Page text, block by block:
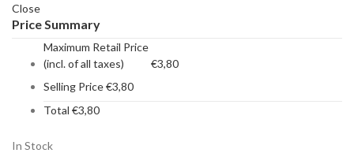
Close
Price Summary
Maximum Retail Price
(incl. of all taxes)
€3,80
Selling Price€3,80
Total €3,80
In Stock